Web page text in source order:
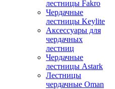
лестницы Fakro
Чердачные
лестницы Keylite
Аксессуары для
чердачных
лестниц
Чердачные
лестницы Astark
Лестницы
чердачные Oman